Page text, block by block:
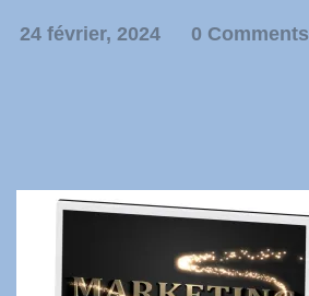
24 février, 2024 0 Comments